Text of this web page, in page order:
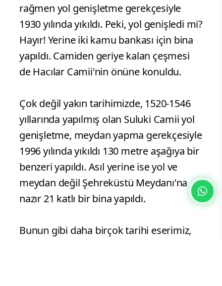
rağmen yol genişletme gerekçesiyle
1930 yılında yıkıldı. Peki, yol genişledi mi?
Hayır! Yerine iki kamu bankası için bina
yapıldı. Camiden geriye kalan çeşmesi
de Hacılar Camii'nin önüne konuldu.
Çok değil yakın tarihimizde, 1520-1546
yıllarında yapılmış olan Suluki Camii yol
genişletme, meydan yapma gerekçesiyle
1996 yılında yıkıldı 130 metre aşağıya bir
benzeri yapıldı. Asıl yerine ise yol ve
meydan değil Şehreküstü Meydanı'na
nazır 21 katlı bir bina yapıldı.
Bunun gibi daha birçok tarihi eserimiz,